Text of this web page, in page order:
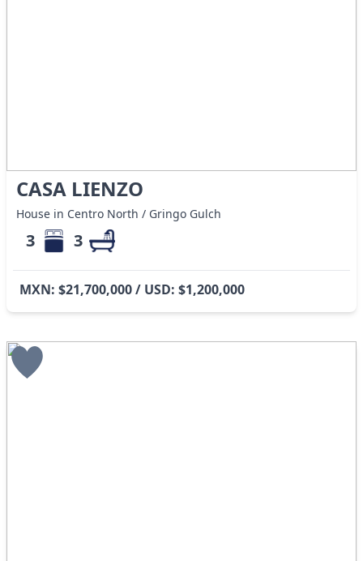
CASA LIENZO
House in Centro North / Gringo Gulch
3 3
MXN: $21,700,000 / USD: $1,200,000